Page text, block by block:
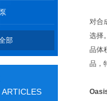
部
ARTICLES
对合
选择
品体
品，